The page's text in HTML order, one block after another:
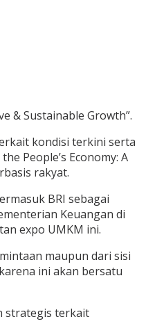
& Sustainable Growth”.
kondisi terkini serta
People’s Economy: A
rakyat.
BRI sebagai
Keuangan di
expo UMKM ini.
maupun dari sisi
ini akan bersatu
strategis terkait